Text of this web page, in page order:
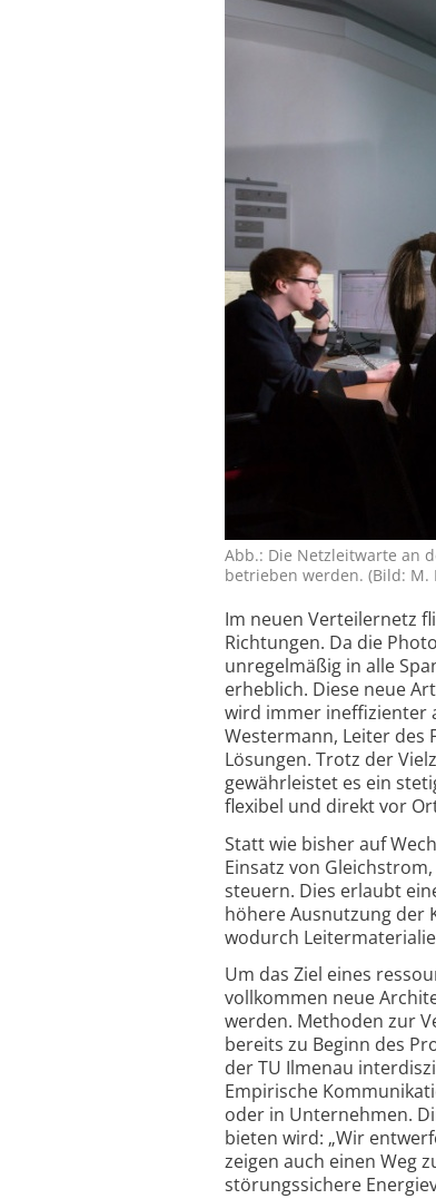
Abb.: Die Netzleitwarte an
betrieben werden. (Bild: M.
Im neuen Verteiler­netz
Richtungen. Da die
unregelmäßig in alle
erheblich. Diese neue
wird immer ineffizienter
Westermann, Leiter des
Lösungen. Trotz der
gewährleistet es ein
flexibel und direkt vor
Statt wie bisher auf
Einsatz von
steuern. Dies erlaubt
höhere Ausnutzung der
wodurch
Um das Ziel eines
vollkommen neue
werden. Methoden zur
bereits zu Beginn des
der TU Ilmenau
Empirische
oder in Unternehmen.
bieten wird: „Wir
zeigen auch einen Weg
störungs­sichere